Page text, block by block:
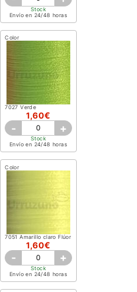
Stock
Envío en 24/48 horas
Color
7027 Verde
1,60€
- +
Stock
Envío en 24/48 horas
Color
7051 Amarillo claro Flúor
1,60€
- +
Stock
Envío en 24/48 horas